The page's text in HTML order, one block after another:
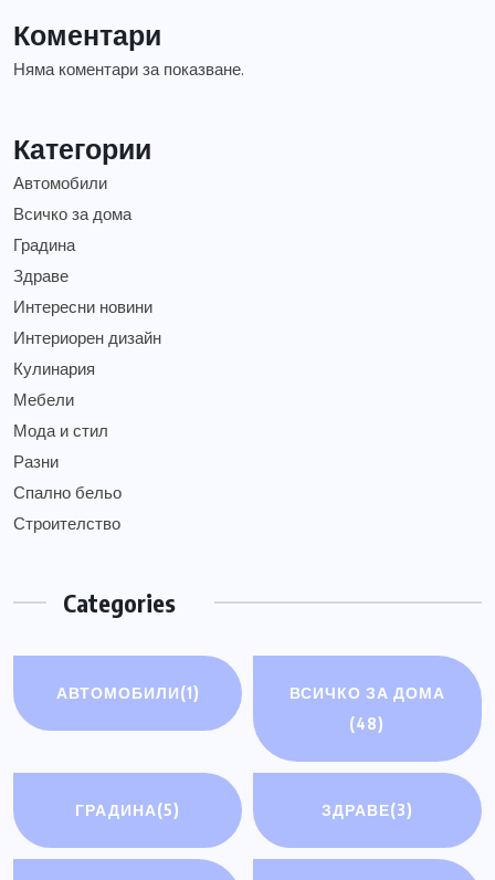
Коментари
Няма коментари за показване.
Категории
Автомобили
Всичко за дома
Градина
Здраве
Интересни новини
Интериорен дизайн
Кулинария
Мебели
Мода и стил
Разни
Спално бельо
Строителство
Categories
АВТОМОБИЛИ(1)
ВСИЧКО ЗА ДОМА
(48)
ГРАДИНА(5) ЗДРАВЕ(3)